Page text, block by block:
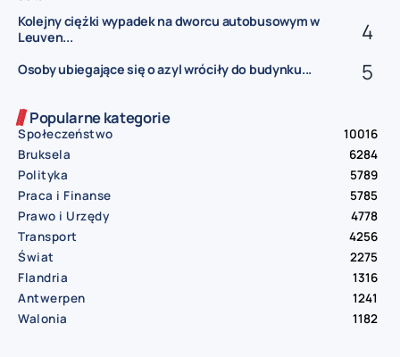
Kolejny ciężki wypadek na dworcu autobusowym w
Leuven...
Osoby ubiegające się o azyl wróciły do budynku...
Popularne kategorie
Społeczeństwo
10016
Bruksela
6284
Polityka
5789
Praca i Finanse
5785
Prawo i Urzędy
4778
Transport
4256
Świat
2275
Flandria
1316
Antwerpen
1241
Walonia
1182